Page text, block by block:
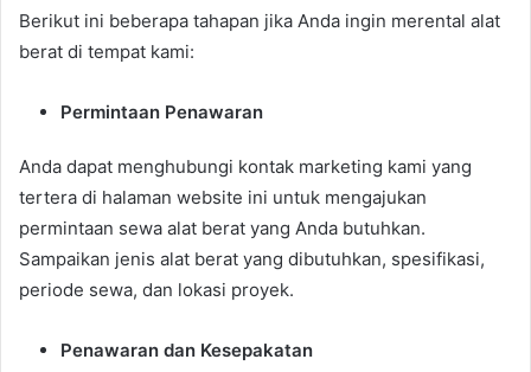
Berikut ini beberapa tahapan jika Anda ingin merental alat
berat di tempat kami:
Permintaan Penawaran
Anda dapat menghubungi kontak marketing kami yang
tertera di halaman website ini untuk mengajukan
permintaan sewa alat berat yang Anda butuhkan.
Sampaikan jenis alat berat yang dibutuhkan, spesifikasi,
periode sewa, dan lokasi proyek.
Penawaran dan Kesepakatan